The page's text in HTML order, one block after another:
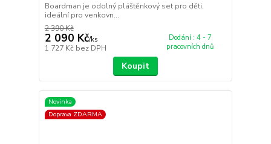
Boardman je odolný pláštěnkový set pro děti,
ideální pro venkovn...
2 390 Kč
2 090 Kč/ks
1 727 Kč bez DPH
Dodání : 4 - 7
pracovních dnů
Koupit
Novinka
Doprava ZDARMA